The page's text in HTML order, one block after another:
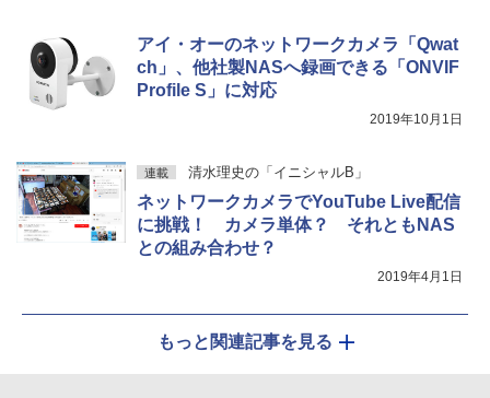
アイ・オーのネットワークカメラ「Qwat
ch」、他社製NASへ録画できる「ONVIF
Profile S」に対応
2019年10月1日
連載 清水理史の「イニシャルB」
ネットワークカメラでYouTube Live配信
に挑戦！ カメラ単体？ それともNAS
との組み合わせ？
2019年4月1日
もっと関連記事を見る